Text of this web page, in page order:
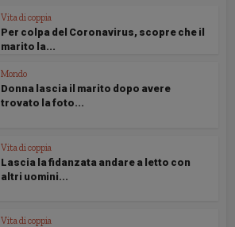
Vita di coppia
Per colpa del Coronavirus, scopre che il
marito la...
Mondo
Donna lascia il marito dopo avere
trovato la foto...
Vita di coppia
Lascia la fidanzata andare a letto con
altri uomini...
Vita di coppia